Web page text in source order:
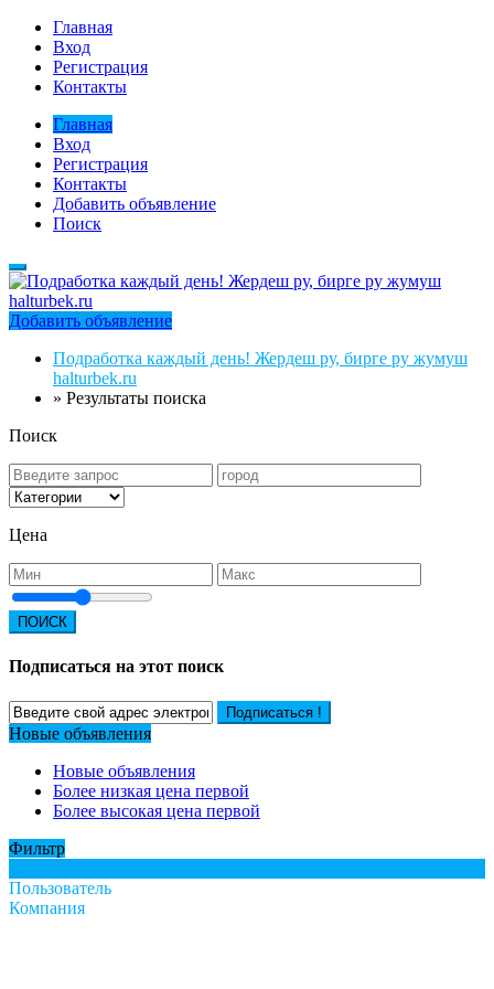
Главная
Вход
Регистрация
Контакты
Главная
Вход
Регистрация
Контакты
Добавить объявление
Поиск
Добавить объявление
Подработка каждый день! Жердеш ру, бирге ру жумуш
halturbek.ru
» Результаты поиска
Поиск
Цена
ПОИСК
Подписаться на этот поиск
Подписаться !
Новые объявления
Новые объявления
Более низкая цена первой
Более высокая цена первой
Фильтр
Пользователь
Компания